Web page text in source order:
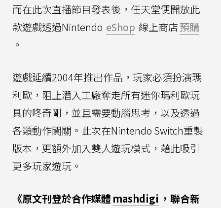
而在此次直播節目發表後，任天堂便開放此
款遊戲透過Nintendo eShop 線上商店預購
。
遊戲延續2004年推出作品，玩家必須扮演瑪
利歐，阻止潛入工廠奪走所有迷你瑪利歐玩
具的咚奇剛，並且需要動腦思考，以及透過
各類動作闖關。此次在Nintendo Switch重製
版本，更額外加入雙人遊玩模式，藉此吸引
更多玩家遊玩。
《原文刊登於合作媒體 mashdigi ，聯合新